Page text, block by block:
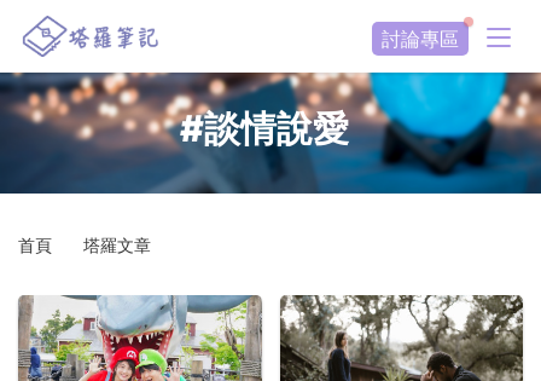
討論專區
#談情說愛
首頁 塔羅文章